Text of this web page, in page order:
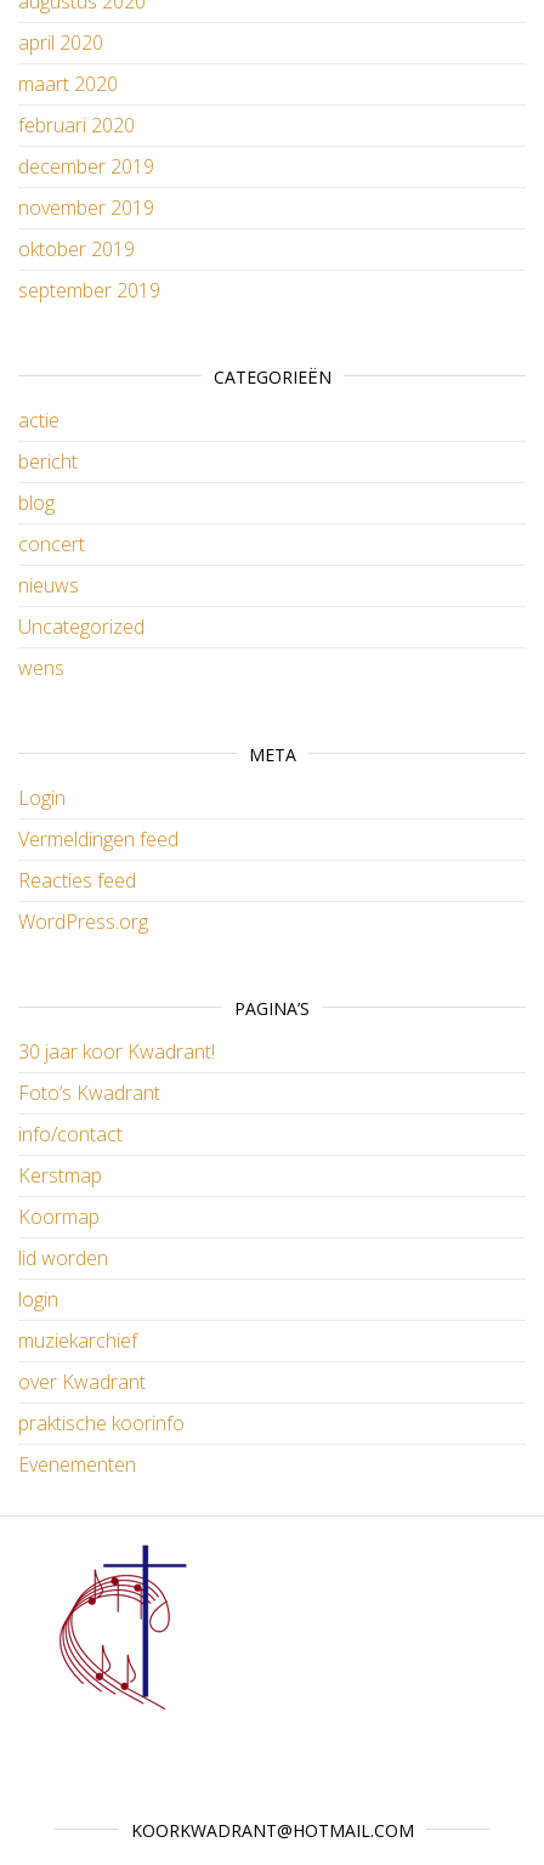
april 2020
maart 2020
februari 2020
december 2019
november 2019
oktober 2019
september 2019
CATEGORIEËN
actie
bericht
blog
concert
nieuws
Uncategorized
wens
META
Login
Vermeldingen feed
Reacties feed
WordPress.org
PAGINA’S
30 jaar koor Kwadrant!
Foto’s Kwadrant
info/contact
Kerstmap
Koormap
lid worden
login
muziekarchief
over Kwadrant
praktische koorinfo
Evenementen
KOORKWADRANT@HOTMAIL.COM